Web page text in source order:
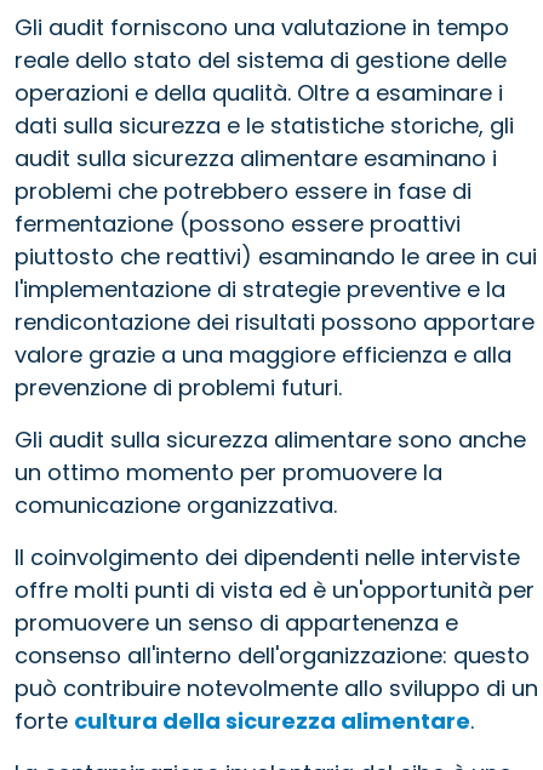
Gli audit forniscono una valutazione in tempo
reale dello stato del sistema di gestione delle
operazioni e della qualità. Oltre a esaminare i
dati sulla sicurezza e le statistiche storiche, gli
audit sulla sicurezza alimentare esaminano i
problemi che potrebbero essere in fase di
fermentazione (possono essere proattivi
piuttosto che reattivi) esaminando le aree in cui
l'implementazione di strategie preventive e la
rendicontazione dei risultati possono apportare
valore grazie a una maggiore efficienza e alla
prevenzione di problemi futuri.
Gli audit sulla sicurezza alimentare sono anche
un ottimo momento per promuovere la
comunicazione organizzativa.
Il coinvolgimento dei dipendenti nelle interviste
offre molti punti di vista ed è un'opportunità per
promuovere un senso di appartenenza e
consenso all'interno dell'organizzazione: questo
può contribuire notevolmente allo sviluppo di un
forte cultura della sicurezza alimentare.